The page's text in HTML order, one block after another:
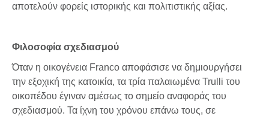
αποτελούν φορείς ιστορικής και πολιτιστικής αξίας.
Φιλοσοφία σχεδιασμού
Όταν η οικογένεια Franco αποφάσισε να δημιουργήσει
την εξοχική της κατοικία, τα τρία παλαιωμένα Trulli του
οικοπέδου έγιναν αμέσως το σημείο αναφοράς του
σχεδιασμού. Τα ίχνη του χρόνου επάνω τους, σε